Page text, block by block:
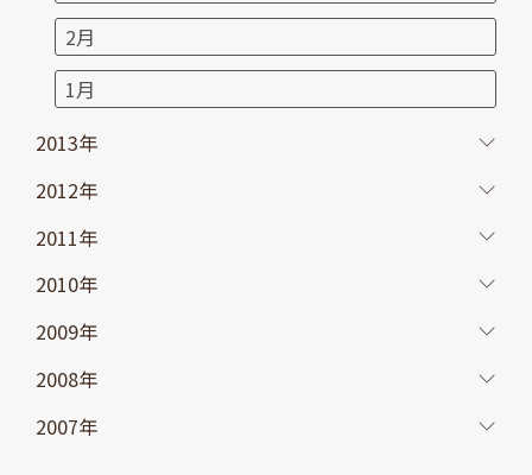
2月
1月
2013年
2012年
2011年
2010年
2009年
2008年
2007年